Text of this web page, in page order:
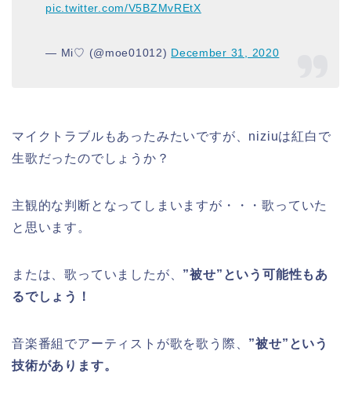
pic.twitter.com/V5BZMvREtX
— Mi♡ (@moe01012) December 31, 2020
マイクトラブルもあったみたいですが、niziuは紅白で
生歌だったのでしょうか？
主観的な判断となってしまいますが・・・歌っていた
と思います。
または、歌っていましたが、 ”被せ”という可能性もあ
るでしょう！
音楽番組でアーティストが歌を歌う際、 ”被せ”という
技術があります。